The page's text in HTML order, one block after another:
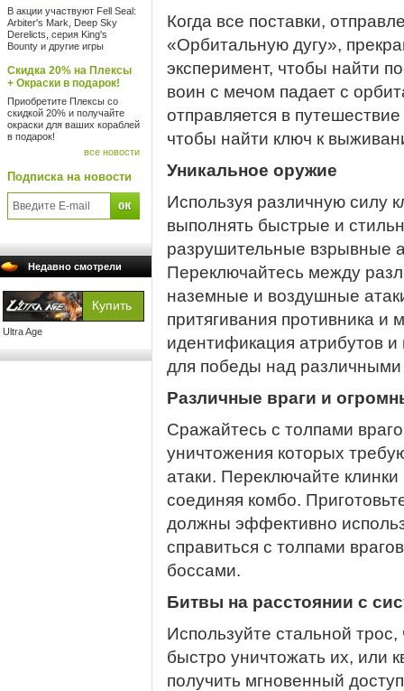
В акции участвуют Fell Seal:
Arbiter's Mark, Deep Sky
Derelicts, серия King's
Bounty и другие игры
Скидка 20% на Плексы
+ Окраски в подарок!
Приобретите Плексы со
скидкой 20% и получайте
окраски для ваших кораблей
в подарок!
все новости
Подписка на новости
Недавно смотрели
Ultra Age
Когда все поставки,
«Орбитальную дугу»,
эксперимент, чтобы найти
воин с мечом падает с
отправляется в
чтобы найти ключ к
Уникальное оружие
Используя различную силу
выполнять быстрые и
разрушительные взрывные
Переключайтесь между
наземные и воздушные
притягивания противника и
идентификация атрибутов
для победы над различными
Различные враги и
Сражайтесь с толпами
уничтожения которых
атаки. Переключайте
соединяя комбо.
должны эффективно
справиться с толпами
боссами.
Битвы на расстоянии с
Используйте стальной трос,
быстро уничтожать их, или
получить мгновенный